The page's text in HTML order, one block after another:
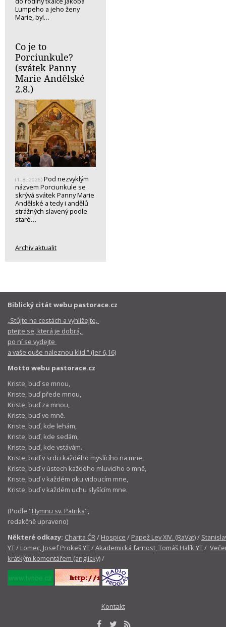
Lumpeho a jeho ženy
Marie, byl…
Co je to
Porciunkule?
(svátek Panny
Marie Andělské
2.8.)
(1. 8. 2026) Pod nezvyklým
názvem Porciunkule se
skrývá svátek Panny Marie
Andělské a tedy i andělů
strážných slavený podle
staré…
Archiv aktualit
Biblický citát webu pastorace.cz
„Stůjte na cestách a vyhlížejte,
ptejte se, která je dobrá,
po ní se vydejte
a vaše duše naleznou klid.“ (Jer 6,16)
Motto webu pastorace.cz
Kriste, buď se mnou,
Kriste, buď přede mnou,
Kriste, buď za mnou,
Kriste, buď ve mně.
Kriste, buď, kde lehám,
Kriste, buď, kde sedám,
Kriste, buď, kde vstávám.
Kriste, buď v srdci každého myslícího na mne,
Kriste, buď v ústech každého mluvicího o mně,
Kriste, buď v každém oku vidoucím mne,
Kriste, buď v každém uchu slyšícím mne.
(Podle "Hymnu sv. Patrika",
redakčně upraveno)
Některé odkazy: Charita ČR/ Hospice / Papež Lev XIV. (RaVat)/
YT/ Lomec, Josef Prokeš YT/Akademická farnost, Tomáš Halík YT/
krátkým komentářem (anglicky)/
Kontakt